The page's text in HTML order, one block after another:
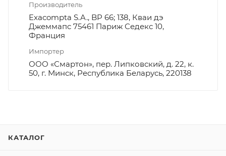
Производитель
Exacompta S.A., BP 66; 138, Кваи дэ
Джеммапс 75461 Париж Седекс 10,
Франция
Импортер
ООО «Смартон», пер. Липковский, д. 22, к.
50, г. Минск, Республика Беларусь, 220138
КАТАЛОГ